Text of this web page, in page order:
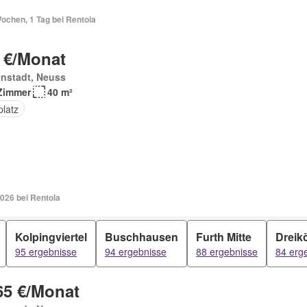
1 Tag bei Rentola
Monat
Neuss
40 m²
bei Rentola
Kolpingviertel
95 ergebnisse
Buschhausen
94 ergebnisse
Furth Mitte
88 ergebnisse 84
€/Monat